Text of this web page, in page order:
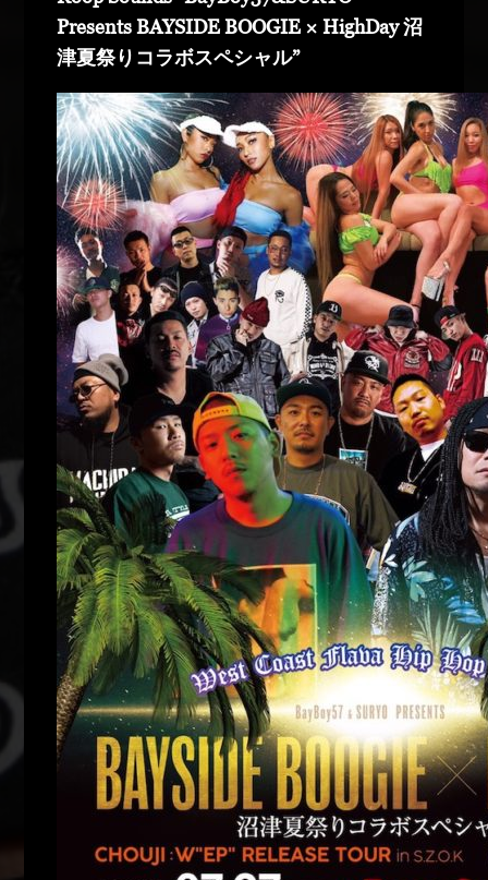
Presents BAYSIDE BOOGIE × HighDay 沼
津夏祭りコラボスペシャル”